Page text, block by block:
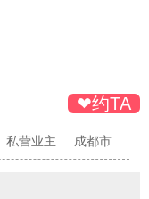
❤约TA
私营业主 成都市